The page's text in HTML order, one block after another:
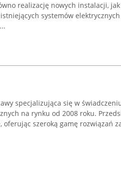
realizację nowych instalacji,
systemów
specjalizująca się w
na rynku od 2008 roku.
oferując szeroką gamę rozwiązań